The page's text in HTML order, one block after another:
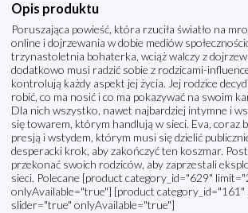
Opis produktu
Poruszająca powieść, która rzuciła światło na
online i dojrzewania w dobie mediów
trzynastoletnia bohaterka, wciąż walczy z
dodatkowo musi radzić sobie z rodzicami-
kontrolują każdy aspekt jej życia. Jej rodzice
robić, co ma nosić i co ma pokazywać na swoim
Dla nich wszystko, nawet najbardziej intymne i
się towarem, którym handlują w sieci. Eva, coraz
presją i wstydem, którym musi się dzielić
desperacki krok, aby zakończyć ten koszmar.
przekonać swoich rodziców, aby zaprzestali
sieci. Polecane [product category_id="629"
onlyAvailable="true"] [product
slider="true" onlyAvailable="true"]